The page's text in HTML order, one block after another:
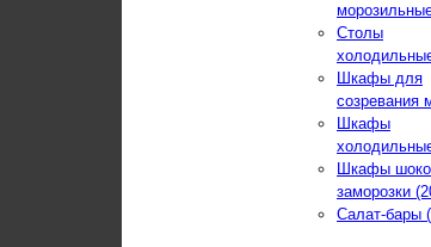
Столы
Шкафы для
созревания
Шкафы
Шкафы
заморозки
Салат-бары